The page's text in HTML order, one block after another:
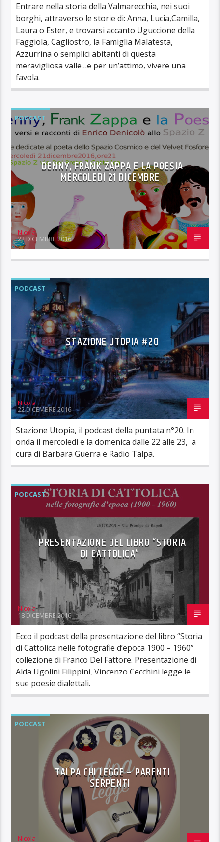
Entrare nella storia della Valmarecchia, nei suoi
borghi, attraverso le storie di: Anna, Lucia,Camilla,
Laura o Ester, e trovarsi accanto Uguccione della
Faggiola, Cagliostro, la Famiglia Malatesta,
Azzurrina o semplici abitanti di questa
meravigliosa valle…e per un’attimo, vivere una
favola.
PODCAST
DENNY, FRANK ZAPPA E LA POESIA
MERCOLEDÌ 21 DICEMBRE
Nicola
22 DICEMBRE 2016
PODCAST
STAZIONE UTOPIA #20
Nicola
22 DICEMBRE 2016
Stazione Utopia, il podcast della puntata n°20. In
onda il mercoledì e la domenica dalle 22 alle 23, a
cura di Barbara Guerra e Radio Talpa.
PODCAST
PRESENTAZIONE DEL LIBRO “STORIA
DI CATTOLICA”
Nicola
18 DICEMBRE 2016
Ecco il podcast della presentazione del libro “Storia
di Cattolica nelle fotografie d’epoca 1900 – 1960”
collezione di Franco Del Fattore. Presentazione di
Alda Ugolini Filippini, Vincenzo Cecchini legge le
sue poesie dialettali.
PODCAST
TALPA CHI LEGGE – PARENTI
SERPENTI
Nicola